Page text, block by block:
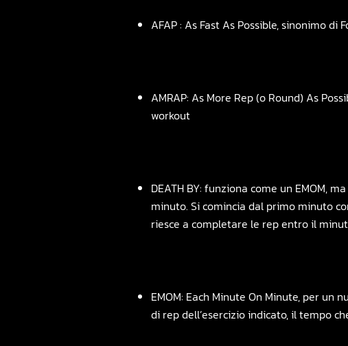
AFAP : As Fast As Possible, sinonimo di
AMRAP: As More Rep (o Round) As
workout
DEATH BY: funziona come un EMOM,
minuto. Si comincia dal primo minuto
riesce a completare le rep entro il
EMOM: Each Minute On Minute, per
di rep dell’esercizio indicato, il tempo